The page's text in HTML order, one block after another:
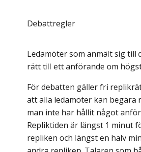
Debattregler
Ledamöter som anmält sig till
rätt till ett anförande om
För debatten gäller fri
att alla ledamöter kan begära
man inte har hållit något
Repliktiden är längst 1 minut
repliken och längst en halv